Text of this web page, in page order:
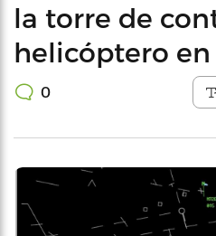
la torre de
helicóptero
0